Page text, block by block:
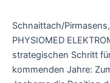
Schnaittach/
PHYSIOMED
strategischen Schritt
kommenden Jahre: